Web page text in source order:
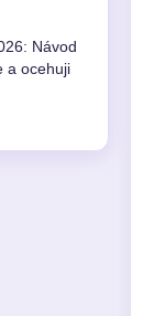
Damięcki